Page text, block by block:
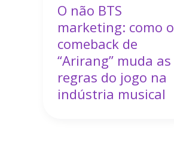
O não BTS
marketing: como o
comeback de
“Arirang” muda as
regras do jogo na
indústria musical